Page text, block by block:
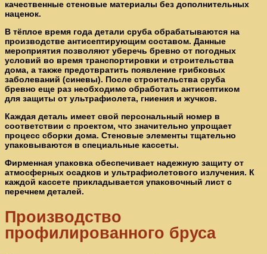
качественные стеновые материалы без дополнительных
наценок.
В тёплое время года детали сруба обрабатываются на
производстве антисептирующим составом. Данные
мероприятия позволяют уберечь бревно от погодных
условий во время транспортировки и строительства
дома, а также предотвратить появление грибковых
заболеваний (синевы). После строительства сруба
бревно еще раз необходимо обработать антисептиком
для защиты от ультрафиолета, гниения и жучков.
Каждая деталь имеет свой персональный номер в
соответствии с проектом, что значительно упрощает
процесс сборки дома. Стеновые элементы тщательно
упаковываются в специальные кассеты.
Фирменная упаковка обеспечивает надежную защиту от
атмосферных осадков и ультрафиолетового излучения. К
каждой кассете прикладывается упаковочный лист с
перечнем деталей.
Производство
профилированного бруса